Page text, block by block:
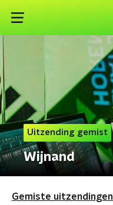
Uitzending gemist
Wijnand
Gemiste uitzendingen